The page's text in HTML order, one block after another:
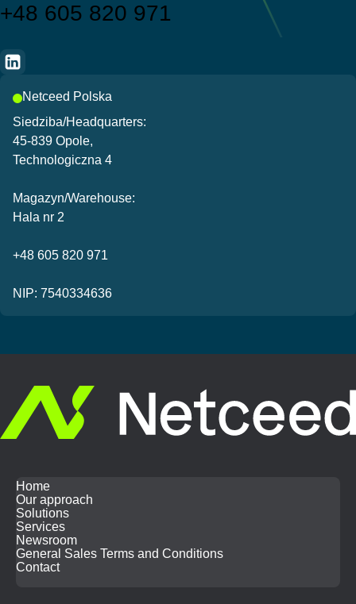
l
t
+48 605 820 971
Netceed Polska
Siedziba/Headquarters:
45-839 Opole,
Technologiczna 4
Magazyn/Warehouse:
Hala nr 2
+48 605 820 971
NIP: 7540334636
Home
Our approach
Solutions
Services
Newsroom
General Sales Terms and Conditions
Contact